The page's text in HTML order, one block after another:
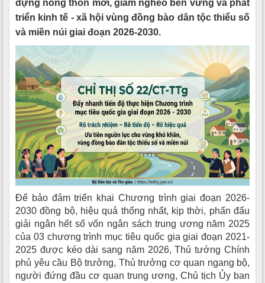
dựng nông thôn mới, giảm nghèo bền vững và phát
triển kinh tế - xã hội vùng đồng bào dân tộc thiểu số
và miền núi giai đoạn 2026-2030.
Để bảo đảm triển khai Chương trình giai đoạn 2026-
2030 đồng bộ, hiệu quả thống nhất, kịp thời, phấn đấu
giải ngân hết số vốn ngân sách trung ương năm 2025
của 03 chương trình mục tiêu quốc gia giai đoạn 2021-
2025 được kéo dài sang năm 2026, Thủ tướng Chính
phủ yêu cầu Bộ trưởng, Thủ trưởng cơ quan ngang bộ,
người đứng đầu cơ quan trung ương, Chủ tịch Ủy ban